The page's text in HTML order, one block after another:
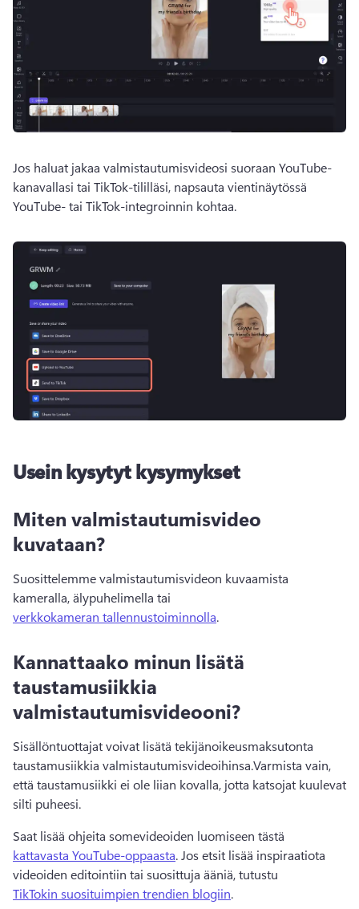
Jos haluat jakaa valmistautumisvideosi suoraan YouTube-
kanavallasi tai TikTok-tililläsi, napsauta vientinäytössä
YouTube- tai TikTok-integroinnin kohtaa.
Usein kysytyt kysymykset
Miten valmistautumisvideo
kuvataan?
Suosittelemme valmistautumisvideon kuvaamista
kameralla, älypuhelimella tai
verkkokameran tallennustoiminnolla.
Kannattaako minun lisätä
taustamusiikkia
valmistautumisvideooni?
Sisällöntuottajat voivat lisätä tekijänoikeusmaksutonta
taustamusiikkia valmistautumisvideoihinsa.Varmista vain,
että taustamusiikki ei ole liian kovalla, jotta katsojat kuulevat
silti puheesi.
Saat lisää ohjeita somevideoiden luomiseen tästä
kattavasta YouTube-oppaasta. Jos etsit lisää inspiraatiota
videoiden editointiin tai suosittuja ääniä, tutustu
TikTokin suosituimpien trendien blogiin.